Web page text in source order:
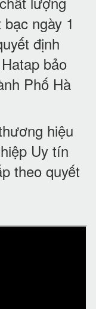
ngày 1
định
bảo
Phố Hà
hiệu
Uy tín
theo quyết